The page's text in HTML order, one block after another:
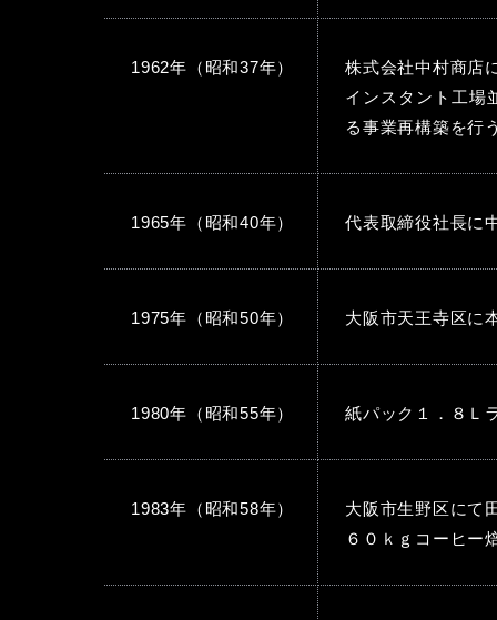
1962年（昭和37年）
株式会社中村商店
インスタント工場
る事業再構築を行
1965年（昭和40年） 代表取締役社長に
1975年（昭和50年） 大阪市天王寺区に
1980年（昭和55年） 紙パック１．８Ｌ
1983年（昭和58年）
大阪市生野区にて
６０ｋｇコーヒー